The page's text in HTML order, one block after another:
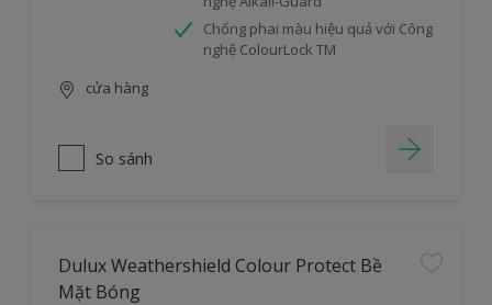
Chống phai màu hiệu quả với Công
nghệ ColourLock TM
cửa hàng
So sánh
Dulux Weathershield Colour Protect Bề
Mặt Bóng